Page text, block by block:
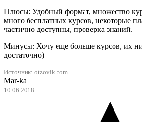
Плюсы: Удобный формат, множество
много бесплатных курсов, некоторые
частично доступны, проверка знаний.
Минусы: Хочу еще больше курсов, их
достаточно)
Источник: otzovik.com
Mar-ka
10.06.2018